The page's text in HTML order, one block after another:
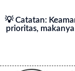
💡 Catatan:
prioritas,